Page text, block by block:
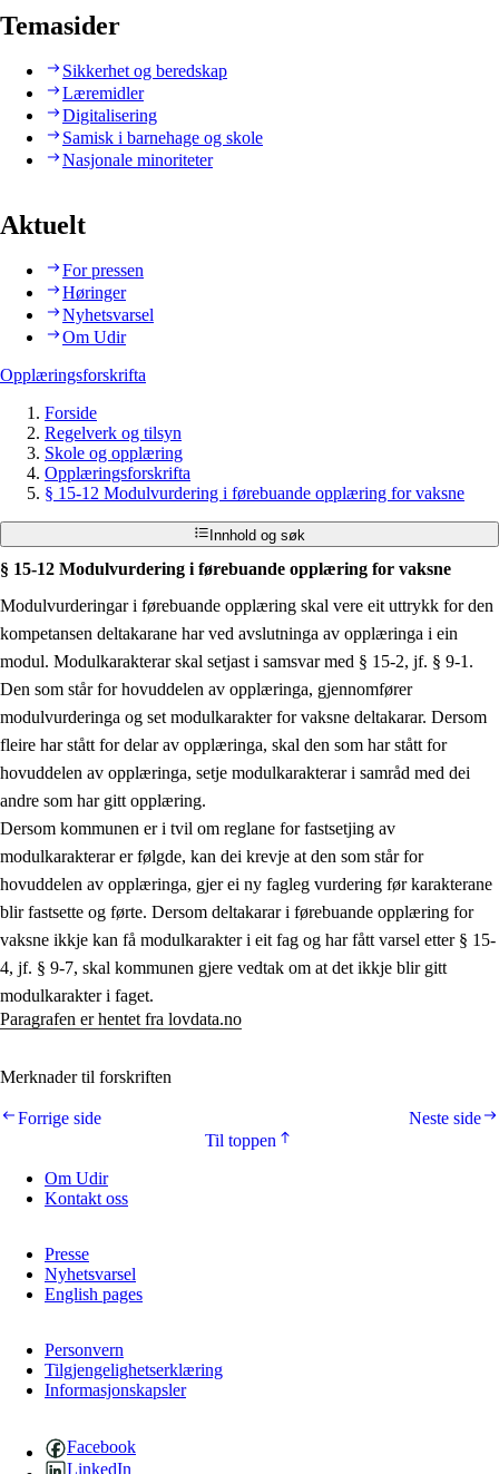
Temasider
Sikkerhet og beredskap
Læremidler
Digitalisering
Samisk i barnehage og skole
Nasjonale minoriteter
Aktuelt
For pressen
Høringer
Nyhetsvarsel
Om Udir
Opplæringsforskrifta
Forside
Regelverk og tilsyn
Skole og opplæring
Opplæringsforskrifta
§ 15-12 Modulvurdering i førebuande opplæring for vaksne
Innhold og søk
§ 15-12 Modulvurdering i førebuande opplæring for vaksne
Modulvurderingar i førebuande opplæring skal vere eit uttrykk for den
kompetansen deltakarane har ved avslutninga av opplæringa i ein
modul. Modulkarakterar skal setjast i samsvar med § 15-2, jf. § 9-1.
Den som står for hovuddelen av opplæringa, gjennomfører
modulvurderinga og set modulkarakter for vaksne deltakarar. Dersom
fleire har stått for delar av opplæringa, skal den som har stått for
hovuddelen av opplæringa, setje modulkarakterar i samråd med dei
andre som har gitt opplæring.
Dersom kommunen er i tvil om reglane for fastsetjing av
modulkarakterar er følgde, kan dei krevje at den som står for
hovuddelen av opplæringa, gjer ei ny fagleg vurdering før karakterane
blir fastsette og førte. Dersom deltakarar i førebuande opplæring for
vaksne ikkje kan få modulkarakter i eit fag og har fått varsel etter § 15-
4, jf. § 9-7, skal kommunen gjere vedtak om at det ikkje blir gitt
modulkarakter i faget.
Paragrafen er hentet fra lovdata.no
Merknader til forskriften
Neste side
Forrige side
Til toppen
Om Udir
Kontakt oss
Presse
Nyhetsvarsel
English pages
Personvern
Tilgjengelighetserklæring
Informasjonskapsler
Facebook
LinkedIn